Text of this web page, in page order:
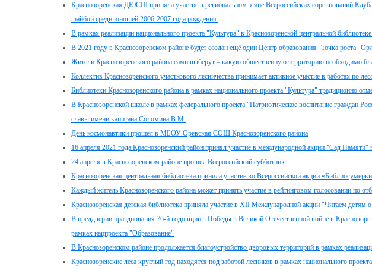
Краснозоренская ДЮСШ приняла участие в региональном этапе Всероссийских соревнований
шайбой среди юношей 2006-2007 года рождения.
В рамках реализации национального проекта "Культура" в Краснозоренской центральной
В 2021 году в Краснозоренском районе будет создан ещё один Центр образования "Точка роста"
Жители Краснозоренского района сами выберут – какую общественную территорию необходимо
Коллектив Краснозоренского участкового лесничества принимает активное участие в работах по
Библиотеки Краснозоренского района в рамках национального проекта "Культура" традиционно
В Краснозоренской школе в рамках федерального проекта "Патриотическое воспитание граждан
славы имени капитана Соломина В.М.
День космонавтики прошел в МБОУ Оревская СОШ Краснозоренского района
16 апреля 2021 года Краснозоренский район принял участие в международной акции "Сад Памяти"
24 апреля в Краснозоренском районе прошел Всероссийский субботник
Краснозоренская центральная библиотека приняла участие во Всероссийской акции
Каждый житель Краснозоренского района может принять участие в рейтинговом голосовании по
Краснозоренская детская библиотека приняла участие в XII Международной акции "Читаем детям
В преддверии празднования 76-й годовщины Победы в Великой Отечественной войне в
рамках нацпроекта "Образование"
В Краснозоренском районе продолжается благоустройство дворовых территорий в рамках
Краснозоренские леса круглый год находятся под заботой лесников в рамках национального